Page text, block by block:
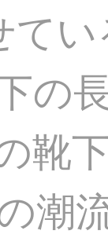
の
靴